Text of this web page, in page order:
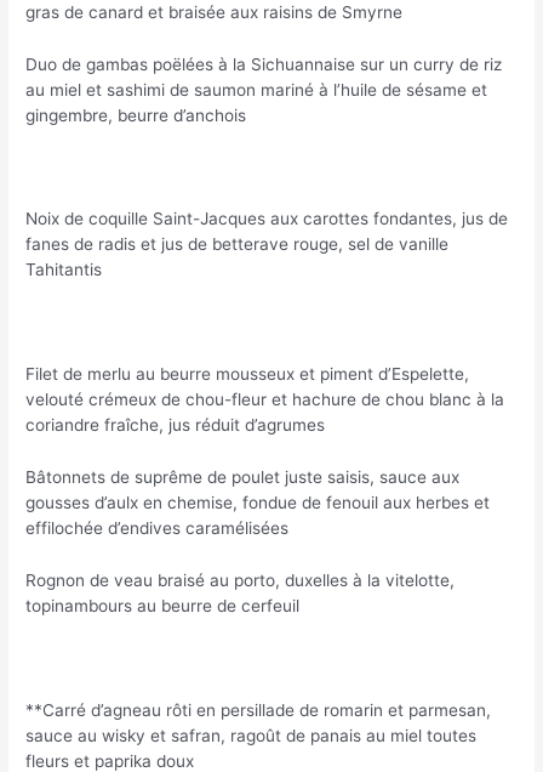
gras de canard et braisée aux raisins de Smyrne
Duo de gambas poëlées à la Sichuannaise sur un curry de riz
au miel et sashimi de saumon mariné à l’huile de sésame et
gingembre, beurre d’anchois
Noix de coquille Saint-Jacques aux carottes fondantes, jus de
fanes de radis et jus de betterave rouge, sel de vanille
Tahitantis
Filet de merlu au beurre mousseux et piment d’Espelette,
velouté crémeux de chou-fleur et hachure de chou blanc à la
coriandre fraîche, jus réduit d’agrumes
Bâtonnets de suprême de poulet juste saisis, sauce aux
gousses d’aulx en chemise, fondue de fenouil aux herbes et
effilochée d’endives caramélisées
Rognon de veau braisé au porto, duxelles à la vitelotte,
topinambours au beurre de cerfeuil
**Carré d’agneau rôti en persillade de romarin et parmesan,
sauce au wisky et safran, ragoût de panais au miel toutes
fleurs et paprika doux